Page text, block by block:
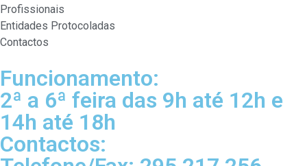
Profissionais
Entidades Protocoladas
Contactos
Funcionamento:
2ª a 6ª feira das 9h até 12h e
14h até 18h
Contactos: